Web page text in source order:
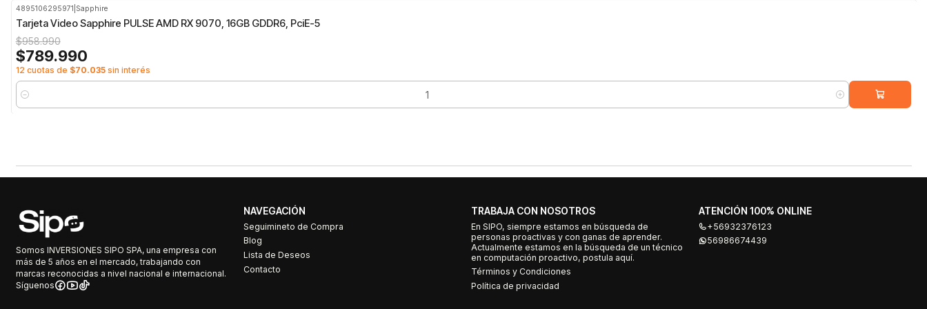
4895106295971 Sapphire
Tarjeta Video Sapphire PULSE AMD RX 9070, 16GB GDDR6, PciE-5
$958.990
$789.990
12 cuotas de $70.035sin interés
Cantidad
Somos INVERSIONES SIPO SPA, una empresa con
más de 5 años en el mercado, trabajando con
marcas reconocidas a nivel nacional e internacional.
Síguenos
NAVEGACIÓN
Seguimineto de Compra
Blog
Lista de Deseos
Contacto
TRABAJA CON NOSOTROS
En SIPO, siempre estamos en búsqueda de
personas proactivas y con ganas de aprender.
Actualmente estamos en la búsqueda de un técnico
en computación proactivo, postula aquí.
Términos y Condiciones
Política de privacidad
ATENCIÓN 100% ONLINE
+56932376123
56986674439